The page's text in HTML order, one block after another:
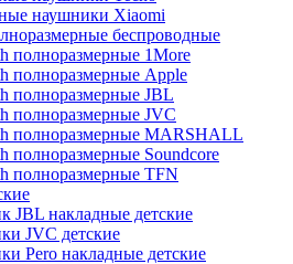
наушники Xiaomi
беспроводные
полноразмерные 1More
полноразмерные Apple
полноразмерные JBL
полноразмерные JVC
полноразмерные MARSHALL
полноразмерные Soundcore
полноразмерные TFN
JBL накладные детские
JVC детские
Pero накладные детские